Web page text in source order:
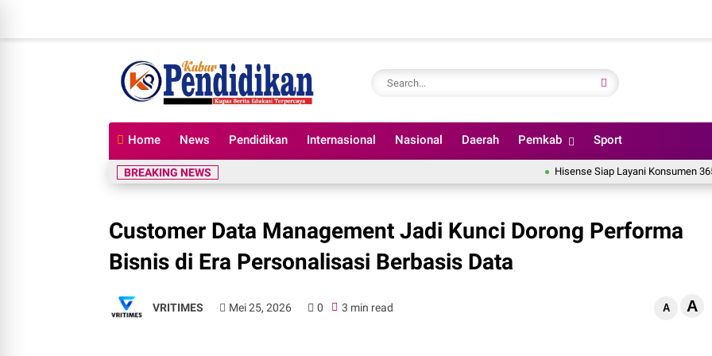
Home News Pendidikan Internasional Nasional Daerah Pemkab Sport
BREAKING NEWS Hisense Siap Layani Konsumen 365
Customer Data Management Jadi Kunci Dorong Performa
Bisnis di Era Personalisasi Berbasis Data
VRITIMES Mei 25, 2026 0 3 min read A A